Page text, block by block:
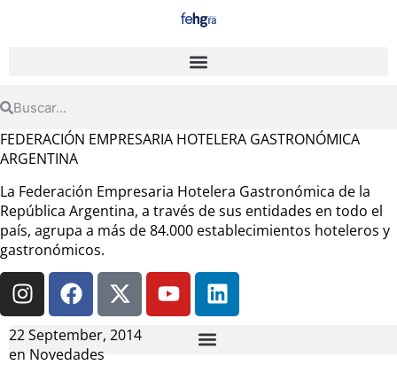
FEDERACIÓN EMPRESARIA HOTELERA GASTRONÓMICA
ARGENTINA
La Federación Empresaria Hotelera Gastronómica de la
República Argentina, a través de sus entidades en todo el
país, agrupa a más de 84.000 establecimientos hoteleros y
gastronómicos.
22 September, 2014
en Novedades